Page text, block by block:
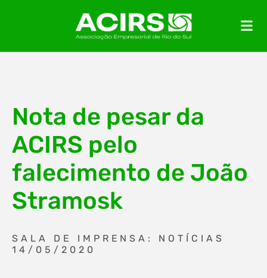
Nota de pesar da
ACIRS pelo
falecimento de João
Stramosk
SALA DE IMPRENSA: NOTÍCIAS
14/05/2020